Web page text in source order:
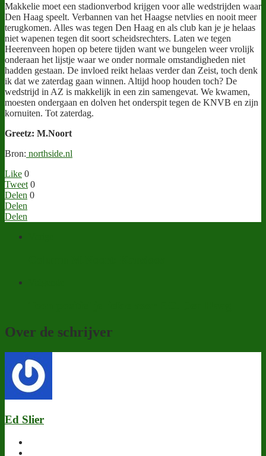
Makkelie moet een stadionverbod krijgen voor alle wedstrijden waar
Den Haag speelt. Verbannen van het Haagse netvlies en nooit meer
terugkomen. Alles was tegen Den Haag en als club kan je je helaas
niet wapenen tegen dit soort scheidsrechters. Laten we tegen
Heerenveen hopen op betere tijden want we bungelen weer vrolijk
onderaan het lijstje waar we onder normale omstandigheden niet
hadden gestaan. De invloed reikt helaas verder dan Zeist, toch denk
ik dat we zaterdag gaan winnen. Altijd hoop houden toch? De
wedstrijd in AZ is makkelijk in een zin samengevat. We kwamen,
moesten ondergaan en dolven het onderspit tegen de KNVB en zijn
kornuiten. Tot zaterdag.
Greetz: M.Noort
Bron: northside.nl
Like 0
Tweet 0
Delen 0
Delen
Delen
Over de schrijver
Ed Slier